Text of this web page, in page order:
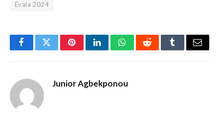
Évala 2024
FacebookTwitterPinterestLinkedInWhatsAppRedditTumblrEmail
Junior Agbekponou